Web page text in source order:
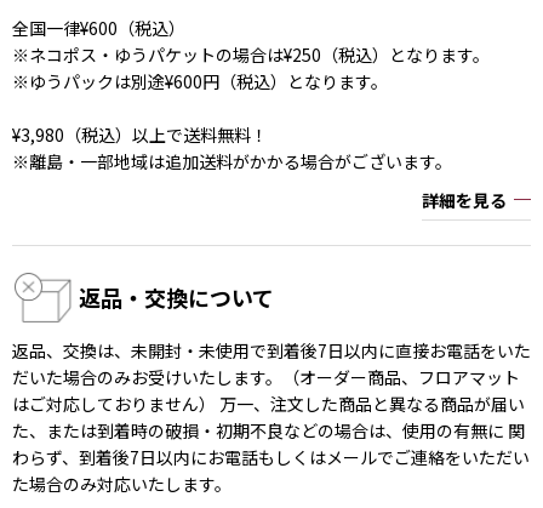
全国一律¥600（税込）
※ネコポス・ゆうパケットの場合は¥250（税込）となります。
※ゆうパックは別途¥600円（税込）となります。
¥3,980（税込）以上で送料無料！
※離島・一部地域は追加送料がかかる場合がございます。
詳細を見る
返品・交換について
返品、交換は、未開封・未使用で到着後7日以内に直接お電話をいた
だいた場合のみお受けいたします。（オーダー商品、フロアマット
はご対応しておりません） 万一、注文した商品と異なる商品が届い
た、または到着時の破損・初期不良などの場合は、使用の有無に 関
わらず、到着後7日以内にお電話もしくはメールでご連絡をいただい
た場合のみ対応いたします。